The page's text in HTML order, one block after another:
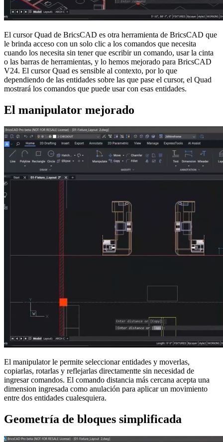
El cursor Quad de BricsCAD es otra herramienta de BricsCAD que
le brinda acceso con un solo clic a los comandos que necesita
cuando los necesita sin tener que escribir un comando, usar la cinta
o las barras de herramientas, y lo hemos mejorado para BricsCAD
V24. El cursor Quad es sensible al contexto, por lo que
dependiendo de las entidades sobre las que pase el cursor, el Quad
mostrará los comandos que puede usar con esas entidades.
El manipulator mejorado
El manipulator le permite seleccionar entidades y moverlas,
copiarlas, rotarlas y reflejarlas directamentte sin necesidad de
ingresar comandos. El comando distancia más cercana acepta una
dimension ingresada como anulación para aplicar un movimiento
entre dos entidades cualesquiera.
Geometría de bloques simplificada